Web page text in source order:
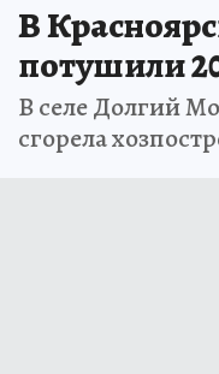
В
потушили
В селе Долгий
сгорела